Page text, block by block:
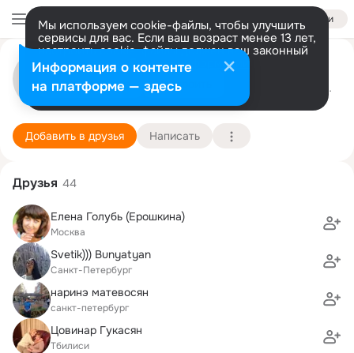
Войти
Мы используем cookie-файлы, чтобы улучшить
сервисы для вас. Если ваш возраст менее 13 лет,
настроить cookie-файлы должен ваш законный
представитель. Больше информации
Разрешить все Настроить
ирина матевосян
Ереван 27 ноября
76 школа"Республика
Подробнее
Добавить в друзья Написать
Друзья 44
Елена Голубь (Ерошкина)
Москва
Svetik))) Bunyatyan
Санкт-Петербург
наринэ матевосян
санкт-петербург
Цовинар Гукасян
Tбилиси
Информация о контенте
на платформе — здесь